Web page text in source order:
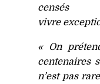
censés
vivre
«On
centenaires
n’est pas